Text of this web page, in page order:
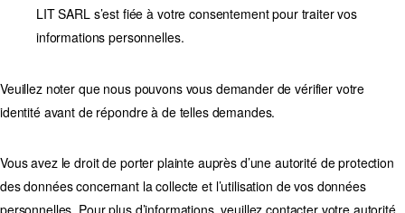
LIT SARL s’est fiée à votre consentement pour traiter vos
informations personnelles.
Veuillez noter que nous pouvons vous demander de vérifier votre
identité avant de répondre à de telles demandes.
Vous avez le droit de porter plainte auprès d’une autorité de protection
des données concernant la collecte et l’utilisation de vos données
personnelles. Pour plus d’informations, veuillez contacter votre autorité